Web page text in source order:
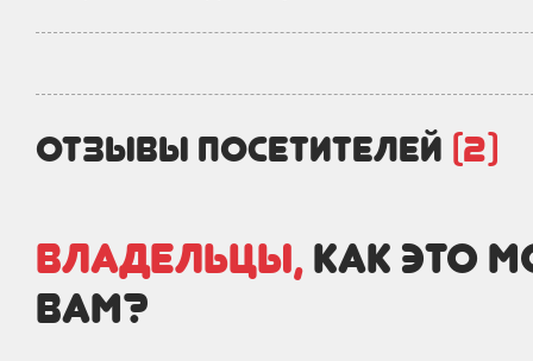
отзывы посетителей (2)
Владельцы, как это
вам?